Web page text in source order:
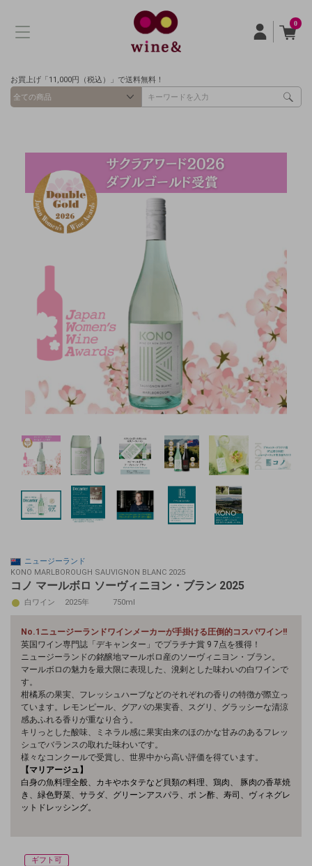
0
お買上げ「11,000円（税込）」で送料無料！
ニュージーランド
KONO MARLBOROUGH SAUVIGNON BLANC 2025
コノ マールボロ ソーヴィニヨン・ブラン 2025
白ワイン 2025年 750ml
No.1ニュージーランドワインメーカーが手掛ける圧倒的コスパワイン!!
英国ワイン専門誌「デキャンター」でプラチナ賞 9 7点を獲得！
ニュージーランドの銘醸地マールボロ産のソーヴィニヨン・ブラン。
マールボロの魅力を最大限に表現した、溌剌と した味わいの白ワインで
す。
柑橘系の果実、フレッシュハーブなどのそれぞれの香りの特徴が際立っ
ています。レモンピール、グアバの果実香、スグリ、グラッシーな清涼
感あふれる香りが重なり合う。
キリっとした酸味、ミネラル感に果実由来のほのかな甘みのあるフレッ
シュでバランスの取れた味わいです。
様々なコンクールで受賞し、世界中から高い評価を得ています。
【マリアージュ】
白身の魚料理全般、カキやホタテなど貝類の料理、鶏肉、 豚肉の香草焼
き、緑色野菜、サラダ、グリーンアスパラ、ポ ン酢、寿司、ヴィネグレ
ットドレッシング。
ギフト可